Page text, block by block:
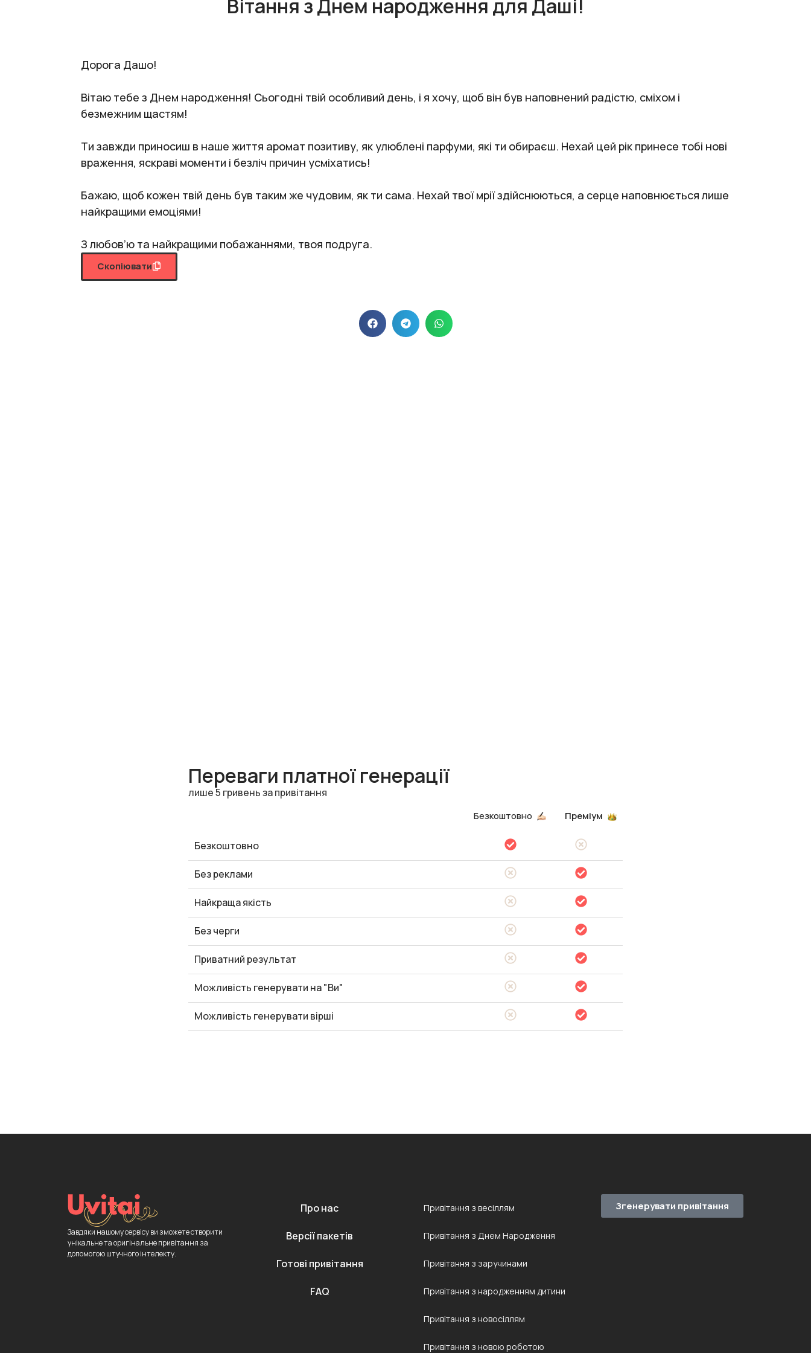
Вітання з Днем народження для Даші!
Дорога Дашо!
Вітаю тебе з Днем народження! Сьогодні твій особливий день, і я хочу, щоб він був наповнений радістю, сміхом і
безмежним щастям!
Ти завжди приносиш в наше життя аромат позитиву, як улюблені парфуми, які ти обираєш. Нехай цей рік принесе тобі нові
враження, яскраві моменти і безліч причин усміхатись!
Бажаю, щоб кожен твій день був таким же чудовим, як ти сама. Нехай твої мрії здійснюються, а серце наповнюється лише
найкращими емоціями!
З любов’ю та найкращими побажаннями, твоя подруга.
Скопіювати
Переваги платної генерації
лише 5 гривень за привітання
Безкоштовно Преміум
Безкоштовно
Без реклами
Найкраща якість
Без черги
Приватний результат
Можливість генерувати на "Ви"
Можливість генерувати вірші
Завдяки нашому сервісу ви зможете створити
унікальне та оригінальне привітання за
допомогою штучного інтелекту.
Про нас
Версії пакетів
Готові привітання
FAQ
Привітання з весіллям
Привітання з Днем Народження
Привітання з заручинами
Привітання з народженням дитини
Привітання з новосіллям
Привітання з новою роботою
Згенерувати привітання